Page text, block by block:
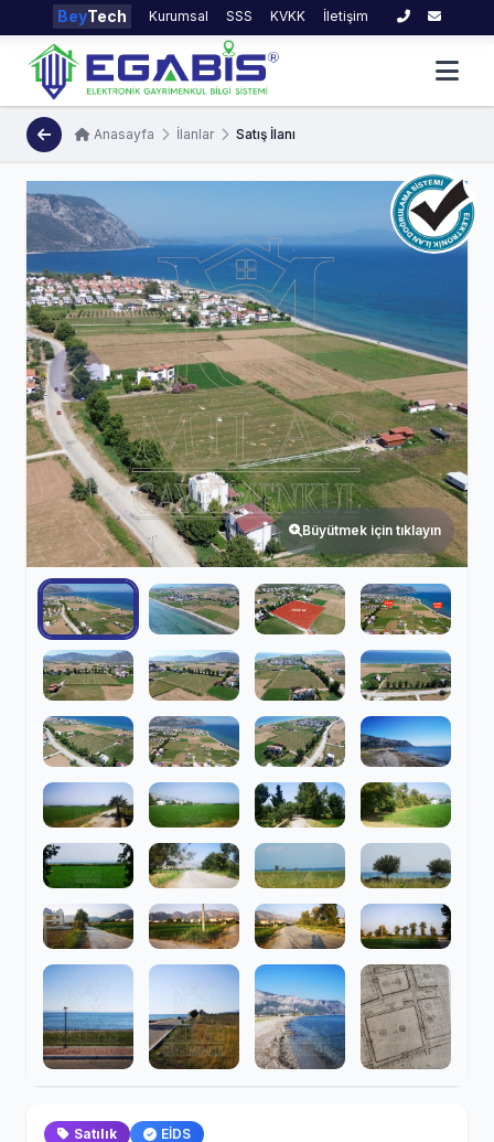
BeyTech Kurumsal SSS KVKK İletişim
Anasayfa İlanlar Satış İlanı
Büyütmek için tıklayın
Satılık EİDS